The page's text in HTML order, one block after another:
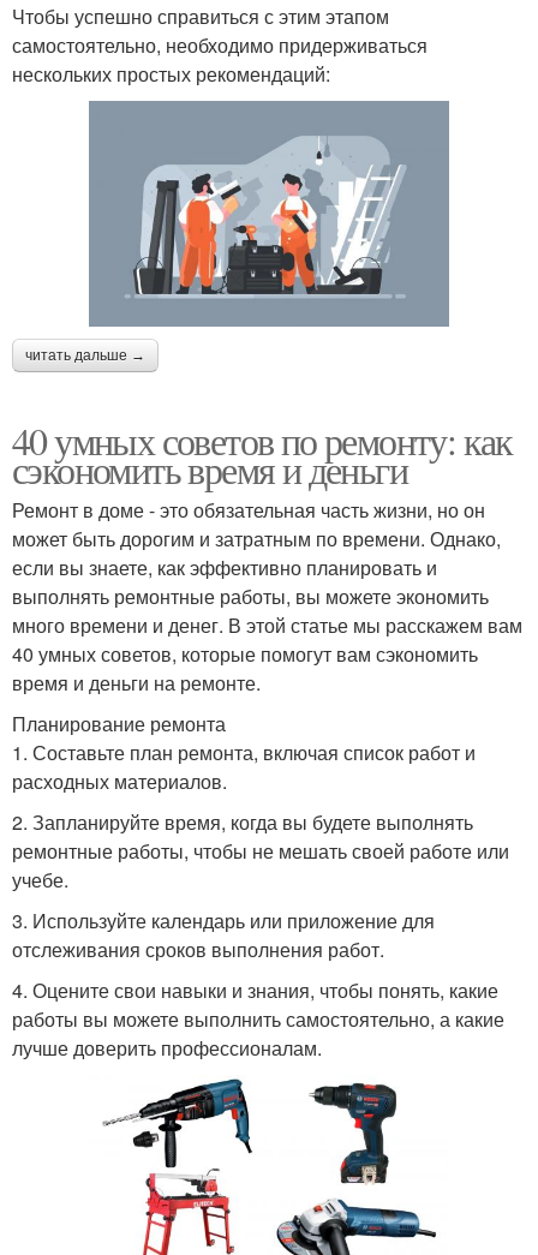
Чтобы успешно справиться с этим этапом
самостоятельно, необходимо придерживаться
нескольких простых рекомендаций:
читать дальше →
40 умных советов по ремонту: как
сэкономить время и деньги
Ремонт в доме - это обязательная часть жизни, но он
может быть дорогим и затратным по времени. Однако,
если вы знаете, как эффективно планировать и
выполнять ремонтные работы, вы можете экономить
много времени и денег. В этой статье мы расскажем вам
40 умных советов, которые помогут вам сэкономить
время и деньги на ремонте.
Планирование ремонта
1. Составьте план ремонта, включая список работ и
расходных материалов.
2. Запланируйте время, когда вы будете выполнять
ремонтные работы, чтобы не мешать своей работе или
учебе.
3. Используйте календарь или приложение для
отслеживания сроков выполнения работ.
4. Оцените свои навыки и знания, чтобы понять, какие
работы вы можете выполнить самостоятельно, а какие
лучше доверить профессионалам.